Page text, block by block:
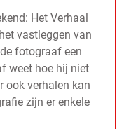
Het Verhaal
vastleggen van
fotograaf een
weet hoe hij niet
ook verhalen kan
zijn er enkele